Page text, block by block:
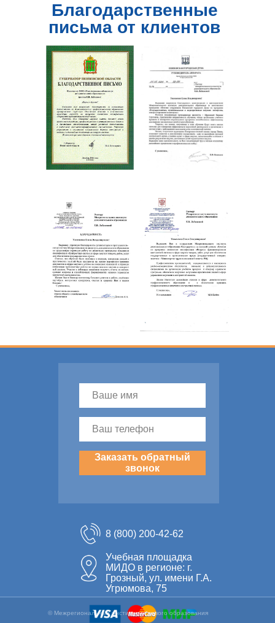
Благодарственные
письма от клиентов
8 (800) 200-42-62
Учебная площадка
МИДО в регионе: г.
Грозный, ул. имени Г.А.
Угрюмова, 75
Заказать обратный
звонок
© Межрегиональный институт делового образования